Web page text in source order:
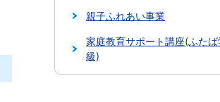
親子ふれあい事業
家庭教育サポート講座(ふたば
級)